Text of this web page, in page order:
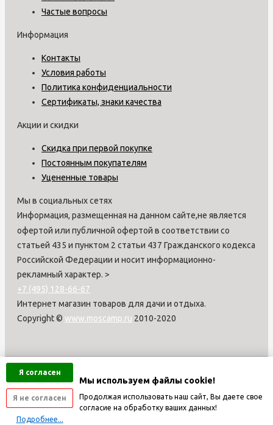
Я согласен
Я не согласен
Подробнее...
Мы используем файлы cookie!
Продолжая использовать наш сайт, Вы даете свое
согласие на обработку ваших данных!
Частые вопросы
Информация
Контакты
Условия работы
Политика конфиденциальности
Сертификаты, знаки качества
Акции и скидки
Скидка при первой покупке
Постоянным покупателям
Уцененные товары
Мы в социальных сетях
Информация, размещенная на данном сайте,не является
офертой или публичной офертой в соответствии со
статьей 435 и пунктом 2 статьи 437 Гражданского кодекса
Российской Федерации и носит информационно-
рекламный характер. >
+7 (495) 128-66-67
Интернет магазин товаров для дачи и отдыха.
Copyright © www.moscamp.ru 2010-2020